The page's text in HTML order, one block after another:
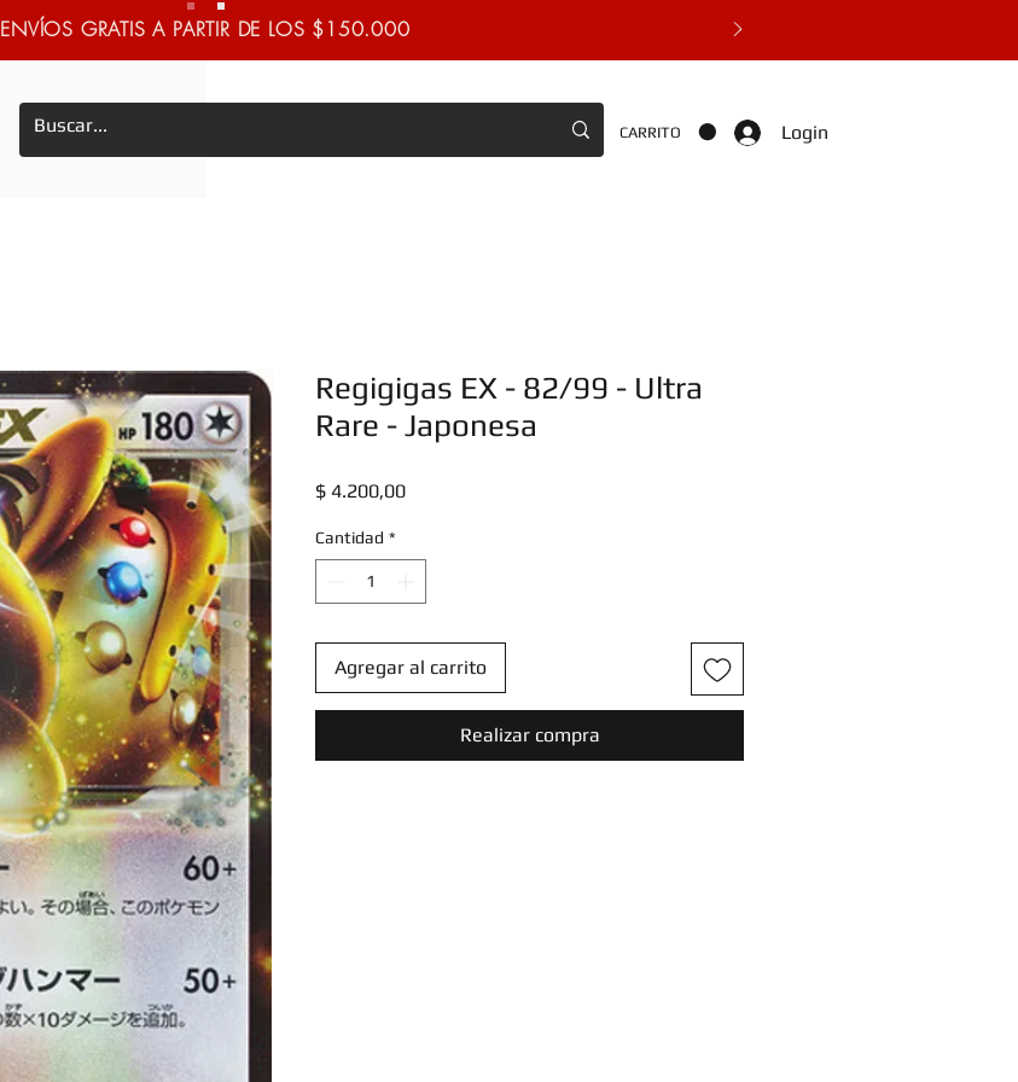
ENVÍOS GRATIS A PARTIR DE LOS $150.000
CARRITO Login
Regigigas EX - 82/99 - Ultra
Rare - Japonesa
$ 4.200,00Precio
Cantidad *
Agregar al carrito
Realizar compra